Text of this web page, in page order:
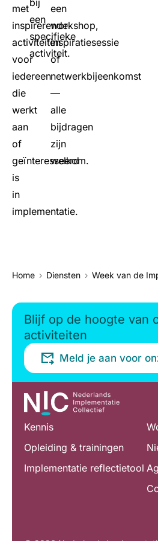
met
inspirerende
activiteiten
voor
iedereen
die
werkt
aan
of
geïnteresseerd
is
in
implementatie.
bij
een
specifieke
activiteit.
een
workshop,
inspiratiesessie
of
netwerkbijeenkomst
—
alle
bijdragen
zijn
welkom.
Home Diensten Week van de
Blijf op de hoogte van
activiteiten
Meld je aan voor
Kennis
Opleiding & trainingen
Implementatie reflectietool